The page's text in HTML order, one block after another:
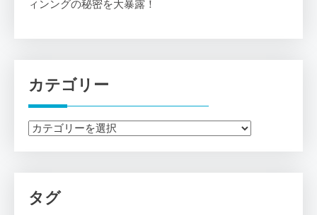
ィンングの秘密を大暴露！
カテゴリー
カ
ー
タグ